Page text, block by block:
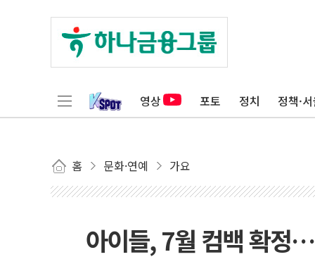
영상 포토 정치 정책·
홈 문화·연예 가요
아이들, 7월 컴백 확정